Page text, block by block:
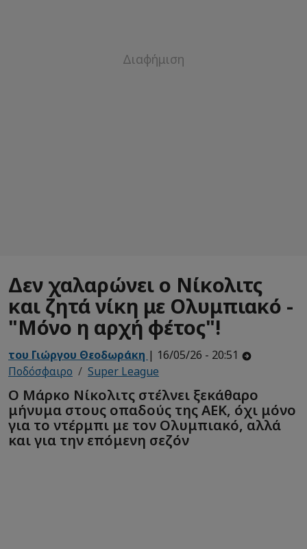
Δεν χαλαρώνει ο Νίκολιτς
και ζητά νίκη με Ολυμπιακό -
"Μόνο η αρχή φέτος"!
του Γιώργου Θεοδωράκη | 16/05/26 - 20:51
Ποδόσφαιρο
Super League
Ο Μάρκο Νίκολιτς στέλνει ξεκάθαρο
μήνυμα στους οπαδούς της ΑΕΚ, όχι μόνο
για το ντέρμπι με τον Ολυμπιακό, αλλά
και για την επόμενη σεζόν